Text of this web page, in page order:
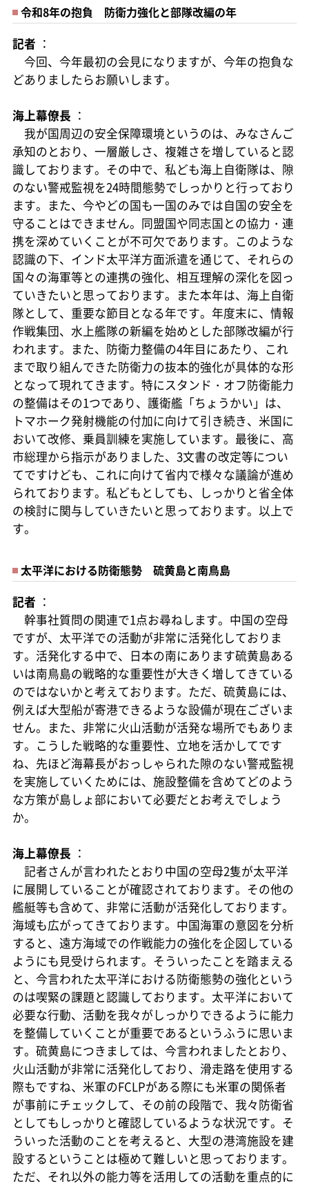
令和8年の抱負 防衛力強化と部隊改編の年
記者 ：
今回、今年最初の会見になりますが、今年の抱負な
どありましたらお願いします。
海上幕僚長 ：
我が国周辺の安全保障環境というのは、みなさんご
承知のとおり、一層厳しさ、複雑さを増していると認
識しております。その中で、私ども海上自衛隊は、隙
のない警戒監視を24時間態勢でしっかりと行っており
ます。また、今やどの国も一国のみでは自国の安全を
守ることはできません。同盟国や同志国との協力・連
携を深めていくことが不可欠であります。このような
認識の下、インド太平洋方面派遣を通じて、それらの
国々の海軍等との連携の強化、相互理解の深化を図っ
ていきたいと思っております。また本年は、海上自衛
隊として、重要な節目となる年です。年度末に、情報
作戦集団、水上艦隊の新編を始めとした部隊改編が行
われます。また、防衛力整備の4年目にあたり、これ
まで取り組んできた防衛力の抜本的強化が具体的な形
となって現れてきます。特にスタンド・オフ防衛能力
の整備はその1つであり、護衛艦「ちょうかい」は、
トマホーク発射機能の付加に向けて引き続き、米国に
おいて改修、乗員訓練を実施しています。最後に、高
市総理から指示がありました、3文書の改定等につい
てですけども、これに向けて省内で様々な議論が進め
られております。私どもとしても、しっかりと省全体
の検討に関与していきたいと思っております。以上で
す。
太平洋における防衛態勢 硫黄島と南鳥島
記者 ：
幹事社質問の関連で1点お尋ねします。中国の空母
ですが、太平洋での活動が非常に活発化しておりま
す。活発化する中で、日本の南にあります硫黄島ある
いは南鳥島の戦略的な重要性が大きく増してきている
のではないかと考えております。ただ、硫黄島には、
例えば大型船が寄港できるような設備が現在ございま
せん。また、非常に火山活動が活発な場所でもありま
す。こうした戦略的な重要性、立地を活かしてです
ね、先ほど海幕長がおっしゃられた隙のない警戒監視
を実施していくためには、施設整備を含めてどのよう
な方策が島しょ部において必要だとお考えでしょう
か。
海上幕僚長 ：
記者さんが言われたとおり中国の空母2隻が太平洋
に展開していることが確認されております。その他の
艦艇等も含めて、非常に活動が活発化しております。
海域も広がってきております。中国海軍の意図を分析
すると、遠方海域での作戦能力の強化を企図している
ようにも見受けられます。そういったことを踏まえる
と、今言われた太平洋における防衛態勢の強化という
のは喫緊の課題と認識しております。太平洋において
必要な行動、活動を我々がしっかりできるように能力
を整備していくことが重要であるというふうに思いま
す。硫黄島につきましては、今言われましたとおり、
火山活動が非常に活発化しており、滑走路を使用する
際もですね、米軍のFCLPがある際にも米軍の関係者
が事前にチェックして、その前の段階で、我々防衛省
としてもしっかりと確認しているような状況です。そ
ういった活動のことを考えると、大型の港湾施設を建
設するということは極めて難しいと思っております。
ただ、それ以外の能力等を活用しての活動を重点的に